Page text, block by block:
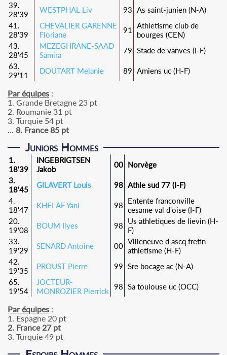
39.
28'39
WESTPHAL Liv 93 As saint-junien (N-A)
41.
28'39
CHEVALIER GARENNE
Floriane
91
Athletisme club de
bourges (CEN)
43.
28'45
MEZEGHRANE-SAAD
Samira
79 Stade de vanves (I-F)
63.
29'11
DOUTART Melanie 89 Amiens uc (H-F)
Par équipes :
1. Grande Bretagne 23 pt
2. Roumanie 31 pt
3. Turquie 54 pt
... 8. France 85 pt
Juniors Hommes
1.
18'39
INGEBRIGTSEN
Jakob
00 Norvège
3.
18'45
GILAVERT Louis 98 Athle sud 77 (I-F)
4.
18'47
KHELAF Yani 98
Entente franconville
cesame val d'oise (I-F)
20.
19'08
BOUM Ilyes 98
Us athletiques de lievin (H-
F)
33.
19'29
SENARD Antoine 00 Villeneuve d ascq fretin
athletisme (H-F)
42.
19'35
PROUST Pierre 99 Sre bocage ac (N-A)
65.
19'54
JOCTEUR-
MONROZIER Pierrick
98 Sa toulouse uc (OCC)
Par équipes :
1. Espagne 20 pt
2. France 27 pt
3. Turquie 49 pt